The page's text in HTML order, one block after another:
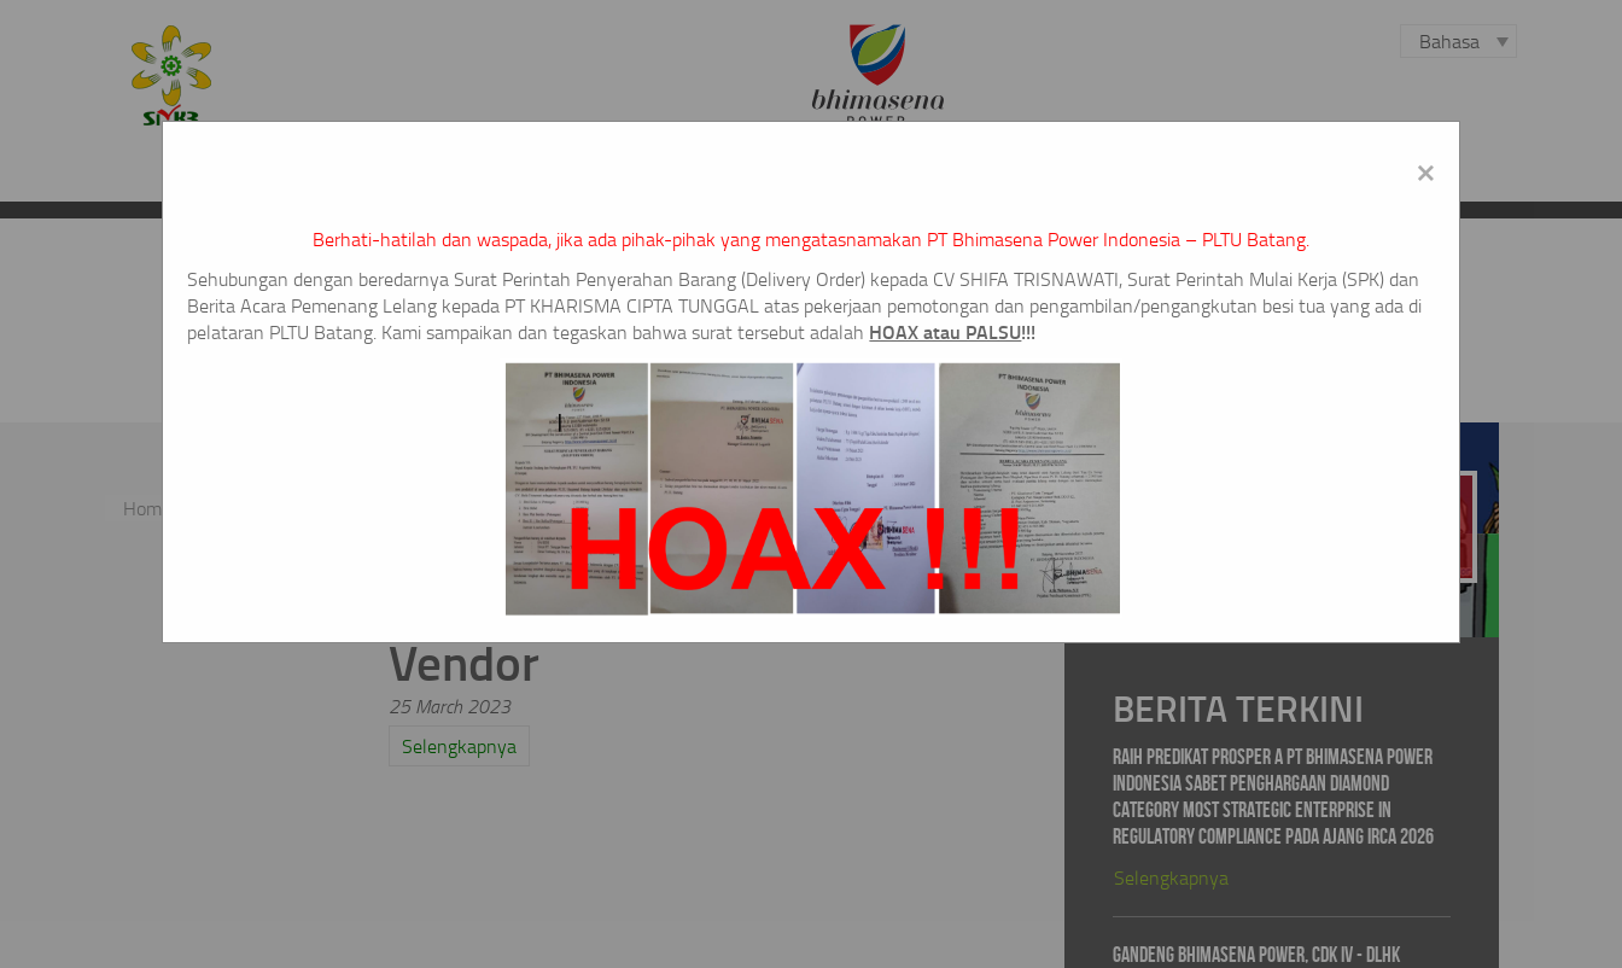
Bahasa
HUBUNGI KAMI
Pengadaan Barang & jasa
Home
Registrasi dan Informasi
Vendor
25 March 2023
Selengkapnya
BERITA TERKINI
Raih Predikat PROSPER A PT Bhimasena Power
Indonesia Sabet Penghargaan Diamond
Category Most Strategic Enterprise in
Regulatory Compliance pada ajang IRCA 2026
Selengkapnya
Gandeng Bhimasena Power, CDK IV - DLHK
×
Berhati-hatilah dan waspada, jika ada pihak-pihak yang mengatasnamakan PT Bhimasena Power Indonesia – PLTU Batang.
Sehubungan dengan beredarnya Surat Perintah Penyerahan Barang (Delivery Order) kepada CV SHIFA TRISNAWATI, Surat Perintah Mulai Kerja (SPK) dan
Berita Acara Pemenang Lelang kepada PT KHARISMA CIPTA TUNGGAL atas pekerjaan pemotongan dan pengambilan/pengangkutan besi tua yang ada di
pelataran PLTU Batang. Kami sampaikan dan tegaskan bahwa surat tersebut adalah HOAX atau PALSU!!!